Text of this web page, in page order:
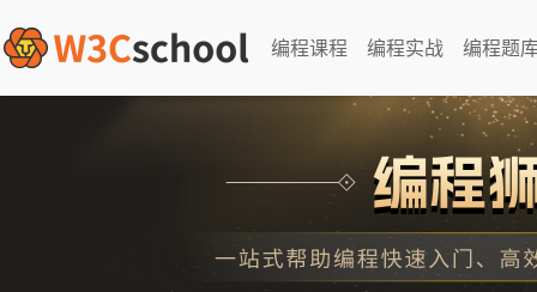
编程课程 编程实战 编程题